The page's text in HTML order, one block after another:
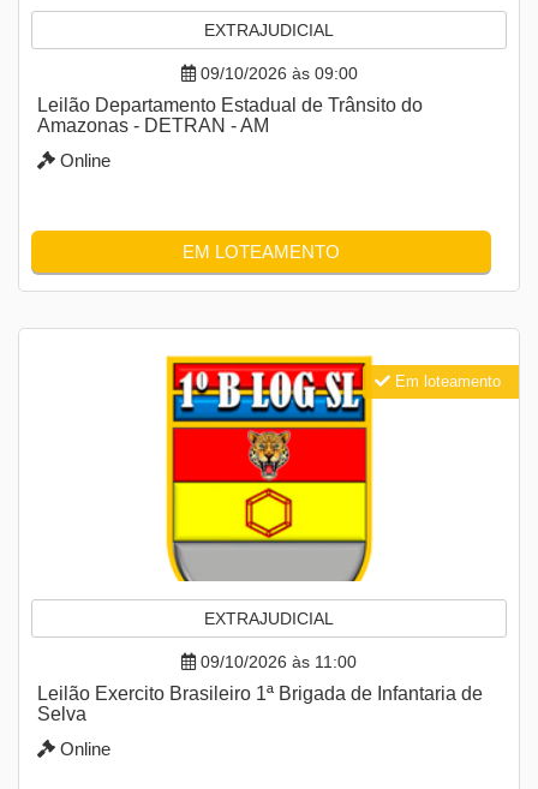
EXTRAJUDICIAL
09/10/2026 às 09:00
Leilão Departamento Estadual de Trânsito do
Amazonas - DETRAN - AM
Online
EM LOTEAMENTO
EXTRAJUDICIAL
09/10/2026 às 11:00
Leilão Exercito Brasileiro 1ª Brigada de Infantaria de
Selva
Online
Em loteamento